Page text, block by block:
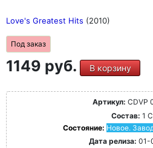
Love's Greatest Hits (2010)
Под заказ
1149 руб. В корзину
Артикул: CDVP
Состав: 1
Состояние: Новое.
Дата релиза: 01-